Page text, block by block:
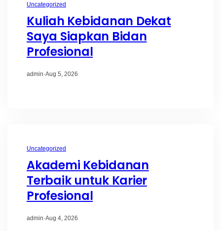
Uncategorized
Kuliah Kebidanan Dekat
Saya Siapkan Bidan
Profesional
admin·Aug 5, 2026
Uncategorized
Akademi Kebidanan
Terbaik untuk Karier
Profesional
admin·Aug 4, 2026